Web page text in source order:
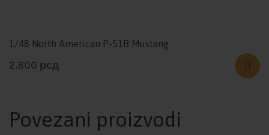
1/48 North American P-51B Mustang
2.800 рсд
Povezani proizvodi